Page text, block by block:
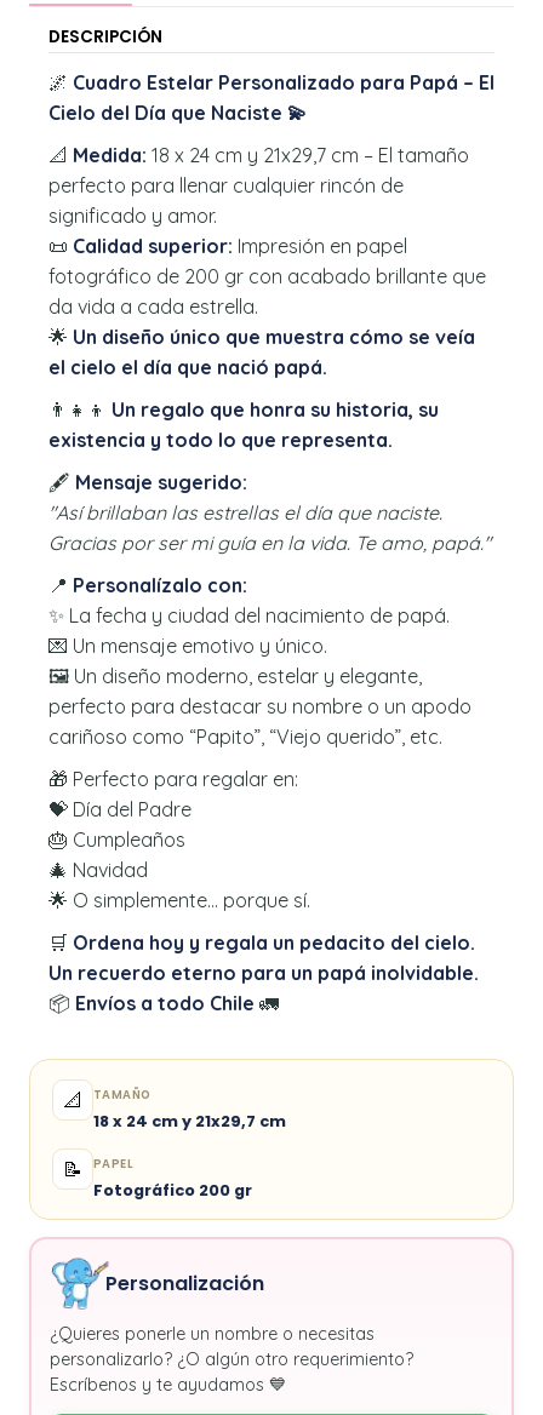
DESCRIPCIÓN
🌌 Cuadro Estelar Personalizado para Papá – El
Cielo del Día que Naciste 💫
📐 Medida: 18 x 24 cm y 21x29,7 cm – El tamaño
perfecto para llenar cualquier rincón de
significado y amor.
📜 Calidad superior: Impresión en papel
fotográfico de 200 gr con acabado brillante que
da vida a cada estrella.
🌟 Un diseño único que muestra cómo se veía
el cielo el día que nació papá.
👨‍👧‍👦 Un regalo que honra su historia, su
existencia y todo lo que representa.
🖋️ Mensaje sugerido:
"Así brillaban las estrellas el día que naciste.
Gracias por ser mi guía en la vida. Te amo, papá."
📍 Personalízalo con:
✨ La fecha y ciudad del nacimiento de papá.
💌 Un mensaje emotivo y único.
🖼️ Un diseño moderno, estelar y elegante,
perfecto para destacar su nombre o un apodo
cariñoso como “Papito”, “Viejo querido”, etc.
🎁 Perfecto para regalar en:
💝 Día del Padre
🎂 Cumpleaños
🎄 Navidad
🌟 O simplemente… porque sí.
🛒 Ordena hoy y regala un pedacito del cielo.
Un recuerdo eterno para un papá inolvidable.
📦 Envíos a todo Chile 🚛
📐 TAMAÑO
18 x 24 cm y 21x29,7 cm
📝 PAPEL
Fotográfico 200 gr
Personalización
¿Quieres ponerle un nombre o necesitas
personalizarlo? ¿O algún otro requerimiento?
Escríbenos y te ayudamos 💙